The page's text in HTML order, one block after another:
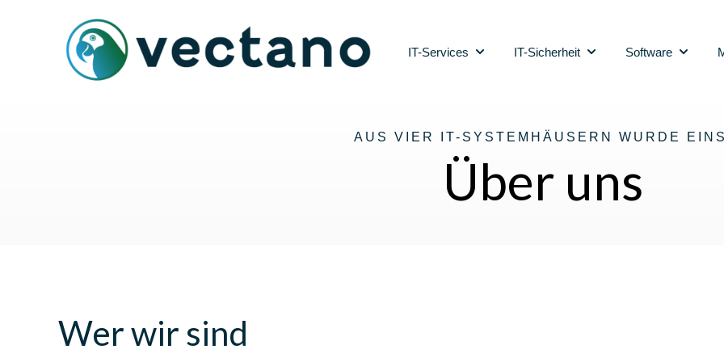
IT-Services
Show submenu for IT-Services
IT-Sicherheit
Show submenu for IT-
Software
Show
AUS VIER IT-SYSTEMHÄUSERN WURDE
Über uns
Wer wir sind